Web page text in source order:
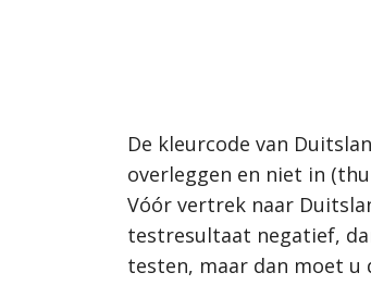
De kleurcode van
overleggen en niet in
Vóór vertrek naar
testresultaat negatief,
testen, maar dan moet u